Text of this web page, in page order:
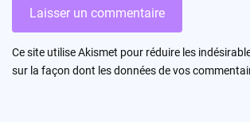
Ce site utilise Akismet pour réduire les
sur la façon dont les données de vos